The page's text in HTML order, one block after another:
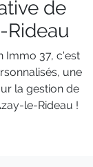
de
Rideau
Immo 37, c'est
une
la gestion de
le-Rideau !